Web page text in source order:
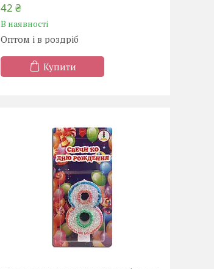
42 ₴
В наявності
Оптом і в роздріб
Купити